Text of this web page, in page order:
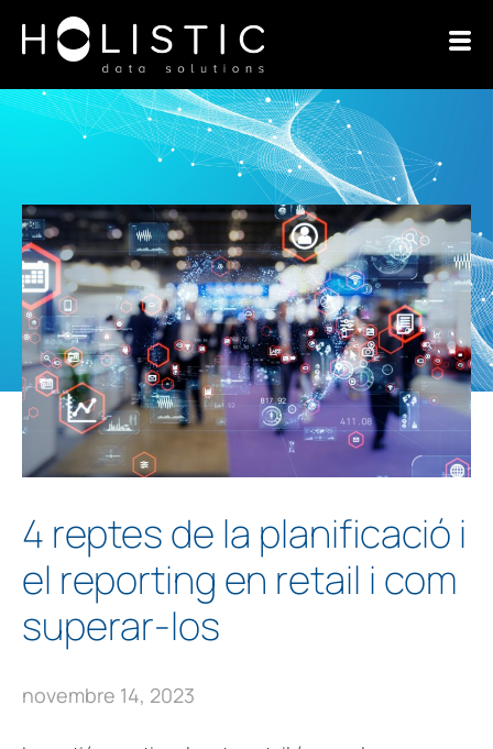
4 reptes de la planificació i
el reporting en retail i com
superar-los
novembre 14, 2023